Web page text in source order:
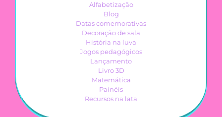
Alfabetização
Blog
Datas comemorativas
Decoração de sala
História na luva
Jogos pedagógicos
Lançamento
Livro 3D
Matemática
Painéis
Recursos na lata